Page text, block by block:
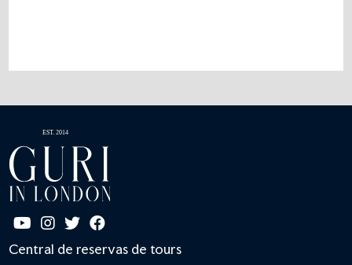
Central de reservas de tours